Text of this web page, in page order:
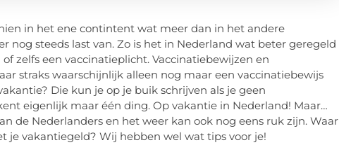
in het ene contintent wat meer dan in het andere
nog steeds last van. Zo is het in Nederland wat beter geregeld
zelfs een vaccinatieplicht. Vaccinatiebewijzen en
straks waarschijnlijk alleen nog maar een vaccinatiebewijs
Die kun je op je buik schrijven als je geen
eigenlijk maar één ding. Op vakantie in Nederland! Maar…
de Nederlanders en het weer kan ook nog eens ruk zijn. Waar
je vakantiegeld? Wij hebben wel wat tips voor je!